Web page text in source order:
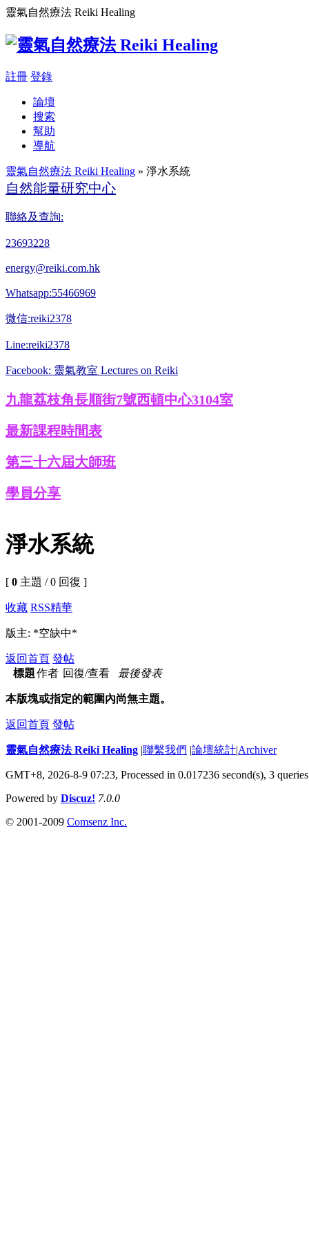
靈氣自然療法 Reiki Healing
註冊 登錄
論壇
搜索
幫助
導航
靈氣自然療法 Reiki Healing » 淨水系統
自然能量研究中心
聯絡及查詢:
23693228
energy@reiki.com.hk
Whatsapp:55466969
微信:reiki2378
Line:reiki2378
Facebook: 靈氣教室 Lectures on Reiki
九龍荔枝角長順街7號西頓中心3104室
最新課程時間表
第三十六屆大師班
學員分享
淨水系統
[ 0 主題 / 0 回復 ]
收藏 RSS精華
版主: *空缺中*
返回首頁 發帖
標題作者 回復/查看 最後發表
本版塊或指定的範圍內尚無主題。
返回首頁 發帖
靈氣自然療法 Reiki Healing |聯繫我們 |論壇統計|Archiver
GMT+8, 2026-8-9 07:23, Processed in 0.017236 second(s), 3 queries
Powered by Discuz! 7.0.0
© 2001-2009 Comsenz Inc.